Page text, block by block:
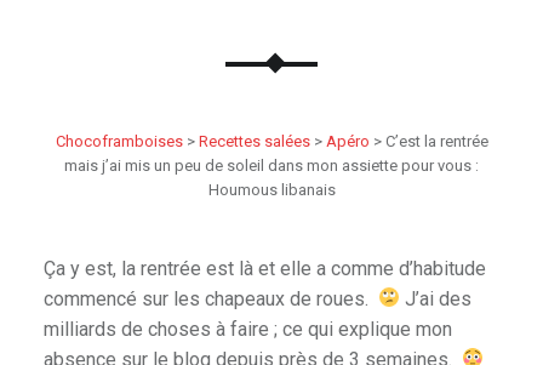
Chocoframboises> Recettes salées> Apéro > C’est la rentrée
mais j’ai mis un peu de soleil dans mon assiette pour vous :
Houmous libanais
Ça y est, la rentrée est là et elle a comme d’habitude
commencé sur les chapeaux de roues.
J’ai des
milliards de choses à faire ; ce qui explique mon
absence sur le blog depuis près de 3 semaines.